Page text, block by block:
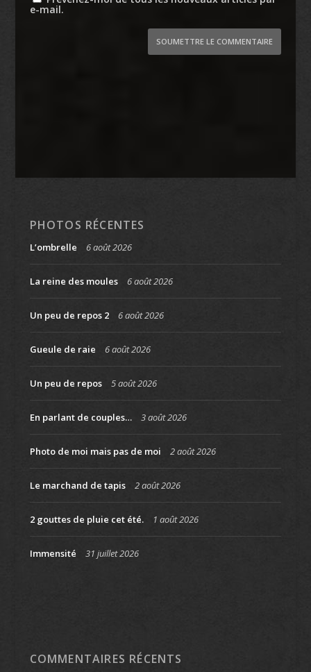
e-mail.
SOUMETTRE LE COMMENTAIRE
PHOTOS RÉCENTES
L’ombrelle 6 août 2026
La reine des moules 6 août 2026
Un peu de repos 2 6 août 2026
Gueule de raie 6 août 2026
Un peu de repos 5 août 2026
En parlant de couples… 3 août 2026
Photo de moi mais pas de moi 2 août 2026
Le marchand de tapis 2 août 2026
2 gouttes de pluie cet été. 1 août 2026
Immensité 31 juillet 2026
COMMENTAIRES RÉCENTS